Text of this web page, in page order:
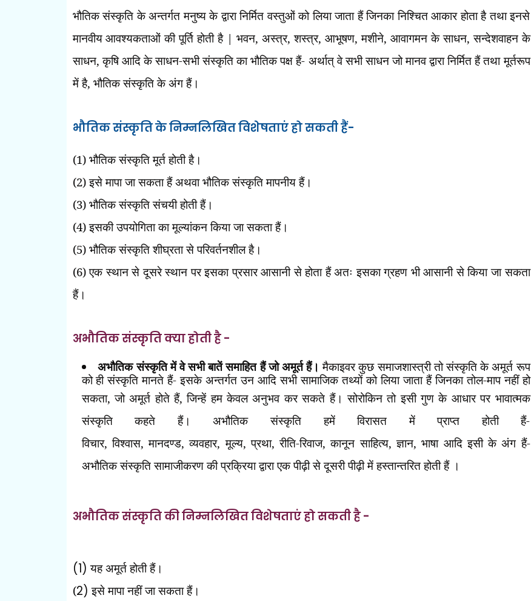
भौतिक संस्कृति के अन्तर्गत मनुष्य के द्वारा निर्मित वस्तुओं को लिया जाता हैं जिनका निश्चित आकार होता है तथा इनसे
मानवीय आवश्यकताओं की पूर्ति होती है |भवन, अस्त्र,शस्त्र, आभूषण,मशीने, आवागमन के साधन,सन्देशवाहन के
साधन,कृषि आदि के साधन-सभी संस्कृति का भौतिक पक्ष हैं- अर्थात् वे सभी साधन जो मानव द्वारा निर्मित हैं तथा मूर्तरूप
में है, भौतिक संस्कृति के अंग हैं।
भौतिक संस्कृति के निम्नलिखित विशेषताएं हो सकती हैं-
(1) भौतिक संस्कृति मूर्त होती है।
(2)इसे मापा जा सकता हैं अथवा भौतिक संस्कृति मापनीय हैं।
(3) भौतिक संस्कृति संचयी होती हैं।
(4)इसकी उपयोगिता का मूल्यांकन किया जा सकता हैं।
(5) भौतिक संस्कृति शीघ्रता से परिवर्तनशील है।
(6)एक स्थान से दूसरे स्थान पर इसका प्रसार आसानी से होता हैं अतः इसका ग्रहण भी आसानी सेकिया जा सकता
हैं।
अभौतिक संस्कृति क्या होती है -
अभौतिक संस्कृति में वे सभी बातें समाहित हैं जो अमूर्त हैं।मैकाइवर कुछ समाजशास्त्री तो संस्कृति के अमूर्त रूप
को ही संस्कृति मानते हैं- इसके अन्तर्गत उन आदि सभी सामाजिक तथ्यों को लिया जाता हैं जिनका तोल-माप नहीं हो
सकता,जो अमूर्त होते हैं,जिन्हें हम केवल अनुभव कर सकते हैं। सोरोकिन तो इसी गुण के आधार पर भावात्मक
संस्कृति कहते हैं। अभौतिक संस्कृति हमें विरासत में प्राप्त होती हैं-
विचार,विश्वास,मानदण्ड,व्यवहार,मूल्य,प्रथा,रीति-रिवाज,कानून साहित्य,ज्ञान,भाषा आदि इसी के अंग हैं-
अभौतिक संस्कृति सामाजीकरण की प्रक्रिया द्वारा एक पीढ़ी से दूसरी पीढ़ी में हस्तान्तरित होती हैं ।
अभौतिक संस्कृति की निम्नलिखित विशेषताएं हो सकती है -
(1)यह अमूर्त होती हैं।
(2)इसे मापा नहीं जा सकता हैं।